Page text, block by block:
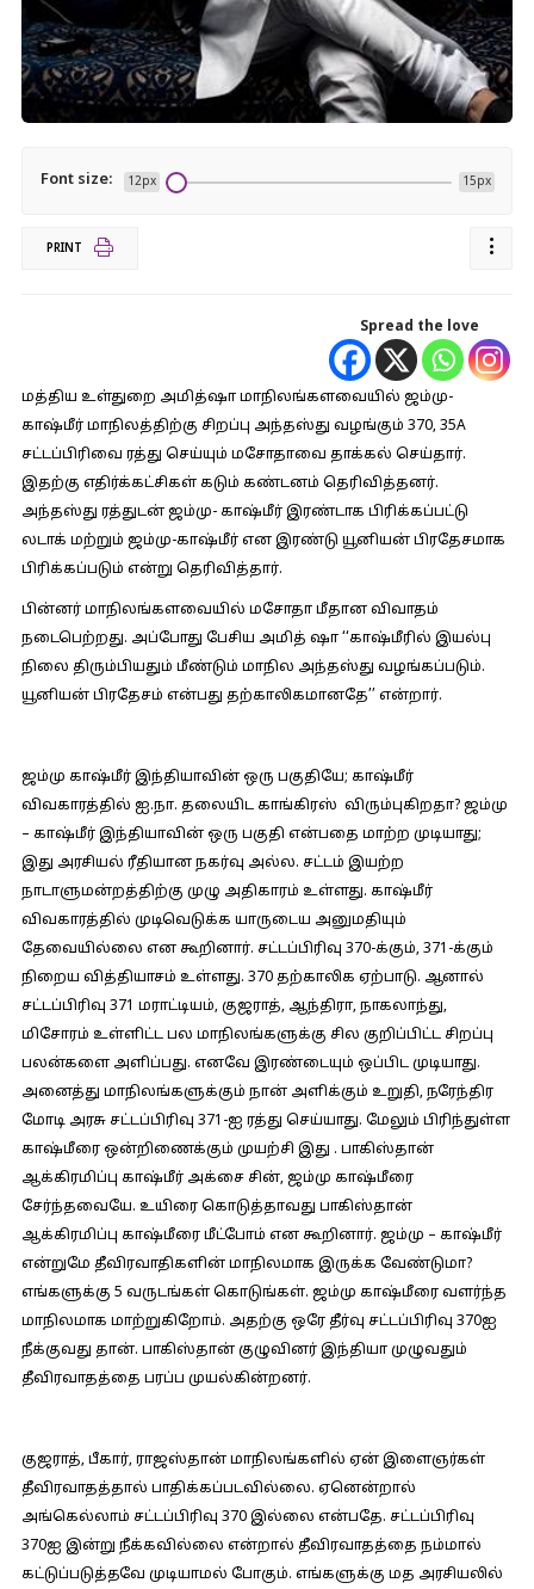
Font size: 12px 15px
PRINT
Spread the love
மத்திய உள்துறை அமித்ஷா மாநிலங்களவையில் ஜம்மு-
காஷ்மீர் மாநிலத்திற்கு சிறப்பு அந்தஸ்து வழங்கும் 370, 35A
சட்டப்பிரிவை ரத்து செய்யும் மசோதாவை தாக்கல் செய்தார்.
இதற்கு எதிர்க்கட்சிகள் கடும் கண்டனம் தெரிவித்தனர்.
அந்தஸ்து ரத்துடன் ஜம்மு- காஷ்மீர் இரண்டாக பிரிக்கப்பட்டு
லடாக் மற்றும் ஜம்மு-காஷ்மீர் என இரண்டு யூனியன் பிரதேசமாக
பிரிக்கப்படும் என்று தெரிவித்தார்.
பின்னர் மாநிலங்களவையில் மசோதா மீதான விவாதம்
நடைபெற்றது. அப்போது பேசிய அமித் ஷா ‘‘காஷ்மீரில் இயல்பு
நிலை திரும்பியதும் மீண்டும் மாநில அந்தஸ்து வழங்கப்படும்.
யூனியன் பிரதேசம் என்பது தற்காலிகமானதே’’ என்றார்.
ஜம்மு காஷ்மீர் இந்தியாவின் ஒரு பகுதியே; காஷ்மீர்
விவகாரத்தில் ஐ.நா. தலையிட காங்கிரஸ் விரும்புகிறதா? ஜம்மு
– காஷ்மீர் இந்தியாவின் ஒரு பகுதி என்பதை மாற்ற முடியாது;
இது அரசியல் ரீதியான நகர்வு அல்ல. சட்டம் இயற்ற
நாடாளுமன்றத்திற்கு முழு அதிகாரம் உள்ளது. காஷ்மீர்
விவகாரத்தில் முடிவெடுக்க யாருடைய அனுமதியும்
தேவையில்லை என கூறினார். சட்டப்பிரிவு 370-க்கும், 371-க்கும்
நிறைய வித்தியாசம் உள்ளது. 370 தற்காலிக ஏற்பாடு. ஆனால்
சட்டப்பிரிவு 371 மராட்டியம், குஜராத், ஆந்திரா, நாகலாந்து,
மிசோரம் உள்ளிட்ட பல மாநிலங்களுக்கு சில குறிப்பிட்ட சிறப்பு
பலன்களை அளிப்பது. எனவே இரண்டையும் ஒப்பிட முடியாது.
அனைத்து மாநிலங்களுக்கும் நான் அளிக்கும் உறுதி, நரேந்திர
மோடி அரசு சட்டப்பிரிவு 371-ஐ ரத்து செய்யாது. மேலும் பிரிந்துள்ள
காஷ்மீரை ஒன்றிணைக்கும் முயற்சி இது . பாகிஸ்தான்
ஆக்கிரமிப்பு காஷ்மீர் அக்சை சின், ஜம்மு காஷ்மீரை
சேர்ந்தவையே. உயிரை கொடுத்தாவது பாகிஸ்தான்
ஆக்கிரமிப்பு காஷ்மீரை மீட்போம் என கூறினார். ஜம்மு – காஷ்மீர்
என்றுமே தீவிரவாதிகளின் மாநிலமாக இருக்க வேண்டுமா?
எங்களுக்கு 5 வருடங்கள் கொடுங்கள். ஜம்மு காஷ்மீரை வளர்ந்த
மாநிலமாக மாற்றுகிறோம். அதற்கு ஒரே தீர்வு சட்டப்பிரிவு 370ஐ
நீக்குவது தான். பாகிஸ்தான் குழுவினர் இந்தியா முழுவதும்
தீவிரவாதத்தை பரப்ப முயல்கின்றனர்.
குஜராத், பீகார், ராஜஸ்தான் மாநிலங்களில் ஏன் இளைஞர்கள்
தீவிரவாதத்தால் பாதிக்கப்படவில்லை. ஏனென்றால்
அங்கெல்லாம் சட்டப்பிரிவு 370 இல்லை என்பதே. சட்டப்பிரிவு
370ஐ இன்று நீக்கவில்லை என்றால் தீவிரவாதத்தை நம்மால்
கட்டுப்படுத்தவே முடியாமல் போகும். எங்களுக்கு மத அரசியலில்